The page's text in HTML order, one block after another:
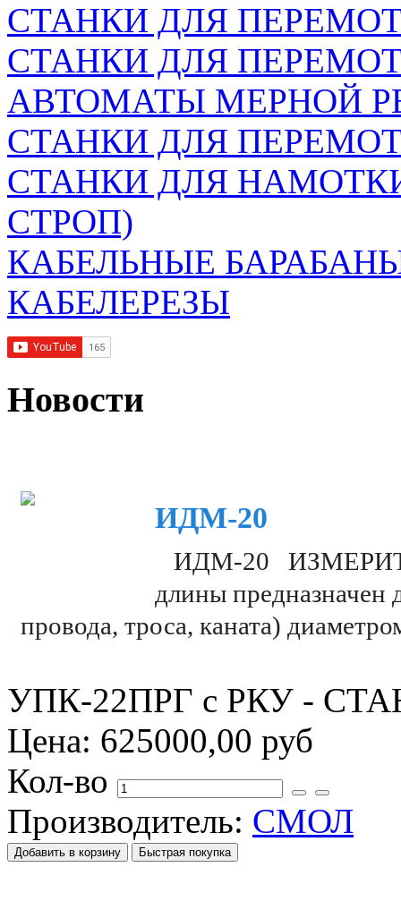
СТАНКИ ДЛЯ
СТАНКИ ДЛЯ
АВТОМАТЫ МЕРНОЙ
СТАНКИ ДЛЯ
СТАНКИ ДЛЯ
СТРОП)
КАБЕЛЬНЫЕ
КАБЕЛЕРЕЗЫ
Новости
ИДМ-20
ИДМ-20
длины предназначен
провода, троса, каната)
УПК-22ПРГ с РКУ -
Цена: 625000,00 руб
Кол-во
Производитель: СМОЛ